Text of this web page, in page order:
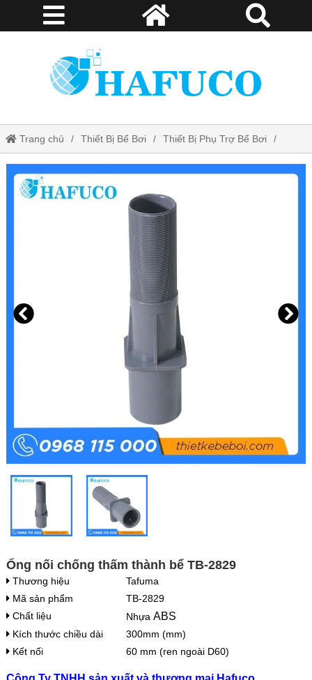
Trang chủ Thiết Bị Bể Bơi Thiết Bị Phụ Trợ Bể Bơi
Ống nối chống thấm thành bể TB-2829
Ống nối chống thấm thành bể TB-2829
Thương hiệu
Tafuma
Mã sản phẩm
TB-2829
Chất liệu
Nhựa ABS
Kích thước chiều dài
300mm (mm)
Kết nối
60 mm (ren ngoài D60)